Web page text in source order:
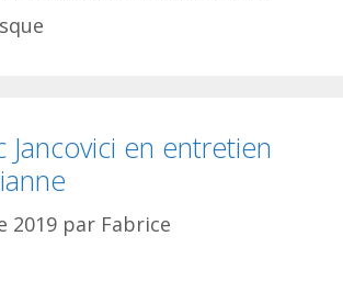
Jancovici en entretien
2019 par Fabrice